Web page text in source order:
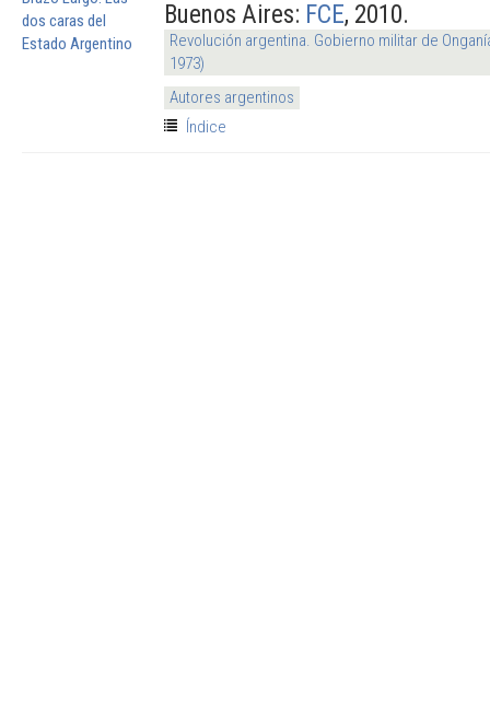
Buenos Aires: FCE, 2010.
Revolución argentina. Gobierno militar de
1973)
Autores argentinos
Índice